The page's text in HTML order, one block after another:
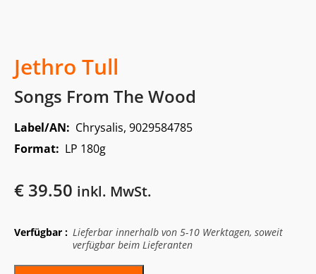
Jethro Tull
Songs From The Wood
Label/AN: Chrysalis, 9029584785
Format: LP 180g
€ 39.50 inkl. MwSt.
Verfügbar : Lieferbar innerhalb von 5-10 Werktagen, soweit
verfügbar beim Lieferanten